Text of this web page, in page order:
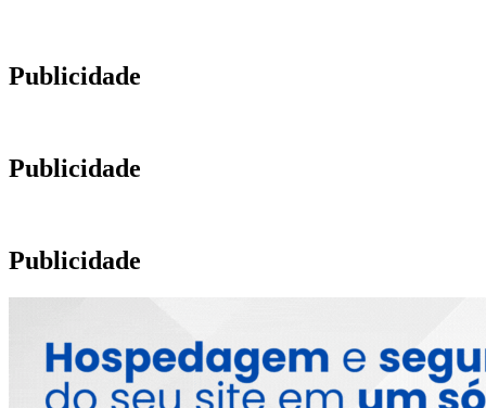
Publicidade
Publicidade
Publicidade